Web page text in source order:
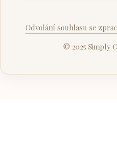
Odvolání souhlasu se
© 2025 Simply